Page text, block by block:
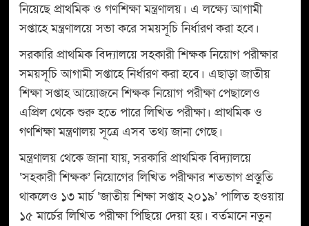
নিয়েছে প্রাথমিক ও গণশিক্ষা মন্ত্রণালয়। এ লক্ষ্যে আগামী
সপ্তাহে মন্ত্রণালয়ে সভা করে সময়সূচি নির্ধারণ করা হবে।
সরকারি প্রাথমিক বিদ্যালয়ে সহকারী শিক্ষক নিয়োগ পরীক্ষার
সময়সূচি আগামী সপ্তাহে নির্ধারণ করা হবে। এছাড়া জাতীয়
শিক্ষা সপ্তাহ আয়োজনে শিক্ষক নিয়োগ পরীক্ষা পেছালেও
এপ্রিল থেকে শুরু হতে পারে লিখিত পরীক্ষা। প্রাথমিক ও
গণশিক্ষা মন্ত্রণালয় সূত্রে এসব তথ্য জানা গেছে।
মন্ত্রণালয় থেকে জানা যায়, সরকারি প্রাথমিক বিদ্যালয়ে
‘সহকারী শিক্ষক’ নিয়োগের লিখিত পরীক্ষার শতভাগ প্রস্তুতি
থাকলেও ১৩ মার্চ ‘জাতীয় শিক্ষা সপ্তাহ ২০১৯’ পালিত হওয়ায়
১৫ মার্চের লিখিত পরীক্ষা পিছিয়ে দেয়া হয়। বর্তমানে নতুন